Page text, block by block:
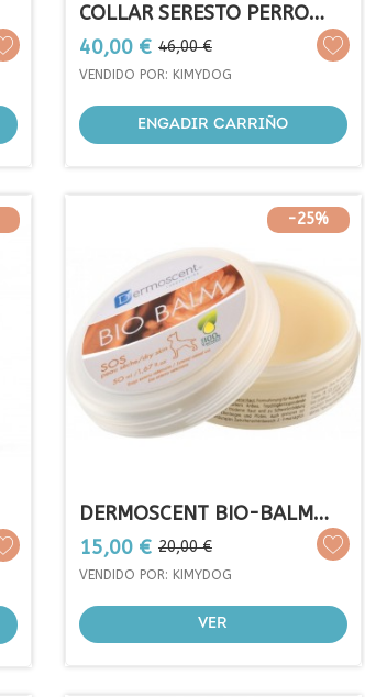
COLLAR SERESTO PERRO
PEQUEÑO
Prezo
40,00 € Prezo
base
46,00 €
VENDIDO POR: KIMYDOG
ENGADIR CARRIÑO
-25%
DERMOSCENT BIO-BALM
CREMA...
Prezo
15,00 € Prezo
base
20,00 €
VENDIDO POR: KIMYDOG
VER